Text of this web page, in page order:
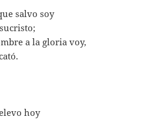
salvo soy
a la gloria voy,
hoy